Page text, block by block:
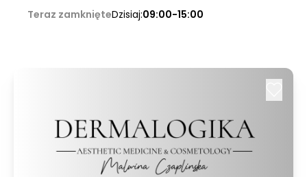
Teraz zamknięteDzisiaj:09:00-15:00